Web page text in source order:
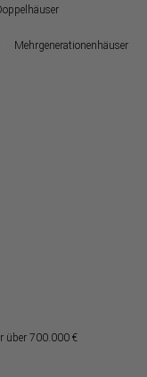
Mehrgenerationenhäuser
über 700.000 €